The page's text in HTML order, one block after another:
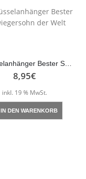
8,95€
inkl. 19 % MwSt.
IN DEN WARENKORB